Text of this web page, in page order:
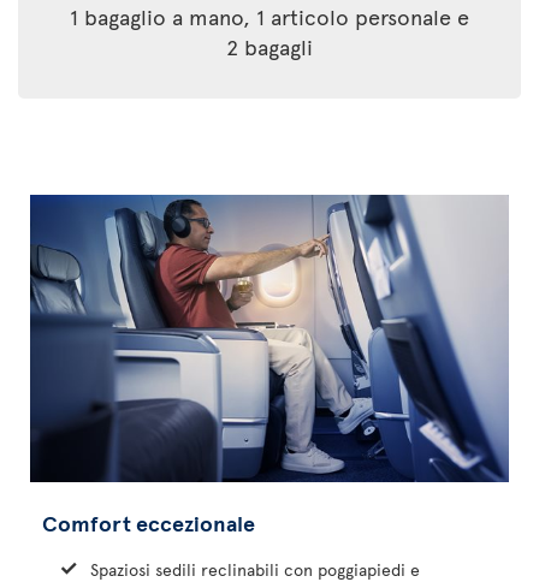
1 bagaglio a mano, 1 articolo personale e
2 bagagli
Comfort eccezionale
Spaziosi sedili reclinabili con poggiapiedi e